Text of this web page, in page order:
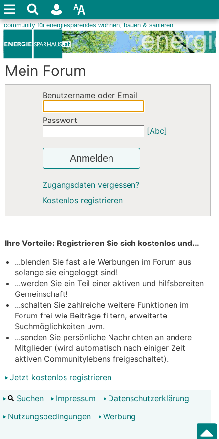
Mein Forum
Benutzername oder Email
Passwort
[Abc]
Anmelden
Zugangsdaten vergessen?
Kostenlos registrieren
Ihre Vorteile: Registrieren Sie sich kostenlos und...
...blenden Sie fast alle Werbungen im Forum aus
solange sie eingeloggt sind!
...werden Sie ein Teil einer aktiven und hilfsbereiten
Gemeinschaft!
...schalten Sie zahlreiche weitere Funktionen im
Forum frei wie Beiträge filtern, erweiterte
Suchmöglichkeiten uvm.
...senden Sie persönliche Nachrichten an andere
Mitglieder (wird automatisch nach einiger Zeit
aktiven Communitylebens freigeschaltet).
Jetzt kostenlos registrieren
Suchen Impressum
Datenschutzerklärung
Nutzungsbedingungen
Werbung